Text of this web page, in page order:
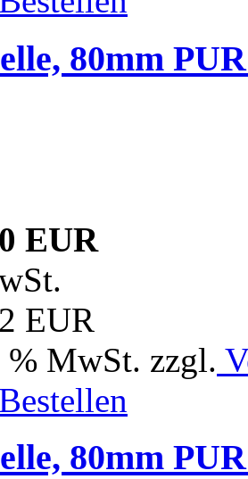
80mm
EUR
EUR
MwSt. zzgl.
Bestellen
80mm